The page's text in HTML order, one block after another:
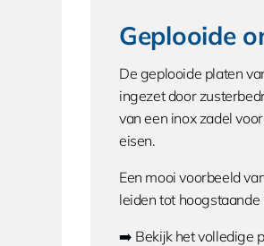
Geplooide
De geplooide platen
ingezet door
van een inox zadel
eisen.
Een mooi voorbeeld
leiden tot
➡️ Bekijk het volledige